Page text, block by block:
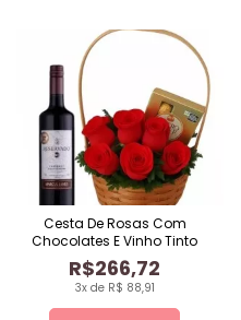
3x de R$ 88,91
R$266,72
Cesta De Rosas Com
Chocolates E Vinho Tinto